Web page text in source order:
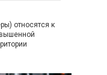
относятся к